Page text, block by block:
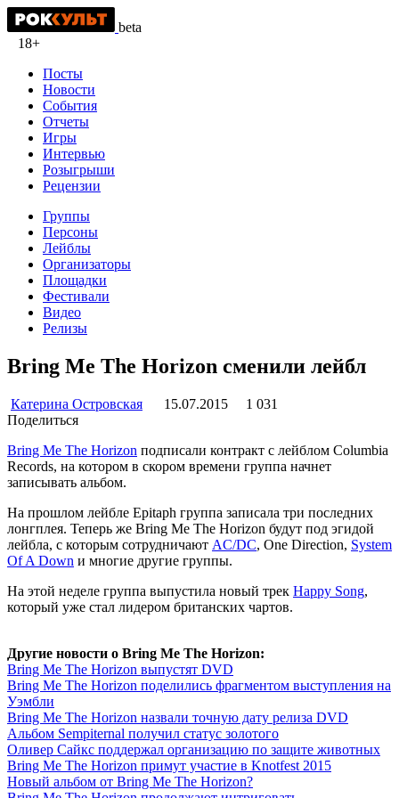
beta
18+
Посты
Новости
События
Отчеты
Игры
Интервью
Розыгрыши
Рецензии
Группы
Персоны
Лейблы
Организаторы
Площадки
Фестивали
Видео
Релизы
Bring Me The Horizon сменили лейбл
Катерина Островская 15.07.2015
1 031
Поделиться
Bring Me The Horizon подписали контракт с лейблом Columbia
Records, на котором в скором времени группа начнет
записывать альбом.
На прошлом лейбле Epitaph группа записала три последних
лонгплея. Теперь же Bring Me The Horizon будут под эгидой
лейбла, с которым сотрудничают AC/DC, One Direction, System
Of A Down и многие другие группы.
На этой неделе группа выпустила новый трек Happy Song,
который уже стал лидером британских чартов.
Другие новости о Bring Me The Horizon:
Bring Me The Horizon выпустят DVD
Bring Me The Horizon поделились фрагментом выступления на
Уэмбли
Bring Me The Horizon назвали точную дату релиза DVD
Альбом Sempiternal получил статус золотого
Оливер Сайкс поддержал организацию по защите животных
Bring Me The Horizon примут участие в Knotfest 2015
Новый альбом от Bring Me The Horizon?